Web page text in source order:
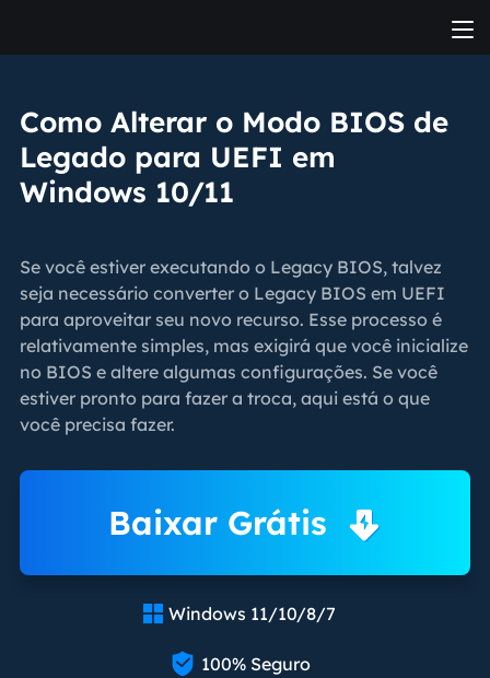
Como Alterar o Modo BIOS de
Legado para UEFI em
Windows 10/11
Se você estiver executando o Legacy BIOS, talvez
seja necessário converter o Legacy BIOS em UEFI
para aproveitar seu novo recurso. Esse processo é
relativamente simples, mas exigirá que você inicialize
no BIOS e altere algumas configurações. Se você
estiver pronto para fazer a troca, aqui está o que
você precisa fazer.
Baixar Grátis
 Windows 11/10/8/7
 100% Seguro